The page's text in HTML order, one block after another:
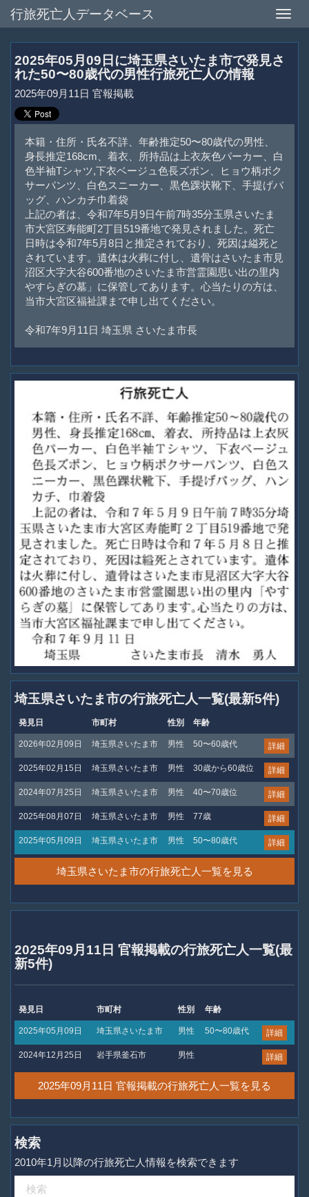
Toggle
行旅死亡人データベース
2025年05月09日に埼玉県さいたま市で発見さ
れた50〜80歳代の男性行旅死亡人の情報
2025年09月11日 官報掲載
本籍・住所・氏名不詳、年齢推定50〜80歳代の男性、
身長推定168cm、着衣、所持品は上衣灰色パーカー、白
色半袖Tシャツ,下衣ベージュ色長ズボン、ヒョウ柄ボク
サーパンツ、白色スニーカー、黒色踝状靴下、手提げバ
ッグ、ハンカチ巾着袋
上記の者は、令和7年5月9日午前7時35分玉県さいたま
市大宮区寿能町2丁目519番地で発見されました。死亡
日時は令和7年5月8日と推定されており、死因は縊死と
されています。遺体は火葬に付し、遺骨はさいたま市見
沼区大字大谷600番地のさいたま市営霊園思い出の里内
やすらぎの墓」に保管してあります。心当たりの方は、
当市大宮区福祉課まで申し出てください。
令和7年9月11日 埼玉県 さいたま市長
埼玉県さいたま市の行旅死亡人一覧(最新5件)
発見日 市町村 性別 年齢
2026年02月09日 埼玉県さいたま市 男性 50〜60歳代 詳細
2025年02月15日 埼玉県さいたま市 男性 30歳から60歳位 詳細
2024年07月25日 埼玉県さいたま市 男性 40〜70歳位 詳細
2025年08月07日 埼玉県さいたま市 男性 77歳 詳細
2025年05月09日 埼玉県さいたま市 男性 50〜80歳代 詳細
埼玉県さいたま市の行旅死亡人一覧を見る
2025年09月11日 官報掲載の行旅死亡人一覧(最
新5件)
発見日 市町村 性別 年齢
2025年05月09日 埼玉県さいたま市 男性 50〜80歳代 詳細
2024年12月25日 岩手県釜石市 男性 詳細
2025年09月11日 官報掲載の行旅死亡人一覧を見る
検索
2010年1月以降の行旅死亡人情報を検索できます